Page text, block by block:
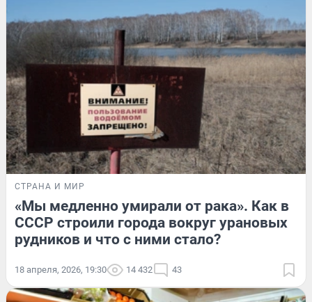
СТРАНА И МИР
«Мы медленно умирали от рака». Как в
СССР строили города вокруг урановых
рудников и что с ними стало?
18 апреля, 2026, 19:30 14 432 43